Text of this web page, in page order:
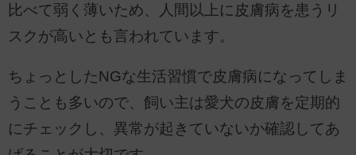
比べて弱く薄いため、人間以上に皮膚病を患うリ
スクが高いとも言われています。
ちょっとしたNGな生活習慣で皮膚病になってしま
うことも多いので、飼い主は愛犬の皮膚を定期的
にチェックし、異常が起きていないか確認してあ